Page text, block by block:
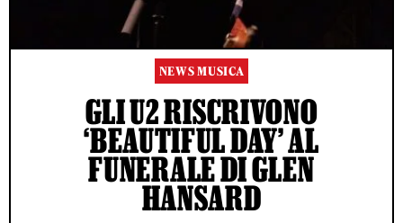
NEWS MUSICA
GLI U2 RISCRIVONO
‘BEAUTIFUL DAY’ AL
FUNERALE DI GLEN
HANSARD